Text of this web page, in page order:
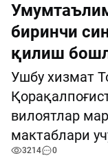
биринчи
қилиш
Ушбу хизмат
вилоятлар
мактаблари
3214 0